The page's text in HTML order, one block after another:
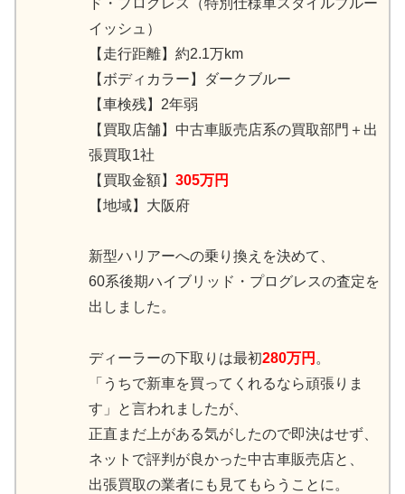
イッシュ）
【走行距離】約2.1万km
【ボディカラー】ダークブルー
【車検残】2年弱
【買取店舗】中古車販売店系の買取部門＋出
張買取1社
【買取金額】 305万円
【地域】大阪府
新型ハリアーへの乗り換えを決めて、
60系後期ハイブリッド・プログレスの査定を
出しました。
ディーラーの下取りは最初280万円 。
「うちで新車を買ってくれるなら頑張りま
す」と言われましたが、
正直まだ上がある気がしたので即決はせず、
ネットで評判が良かった中古車販売店と、
出張買取の業者にも見てもらうことに。